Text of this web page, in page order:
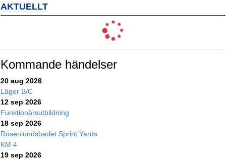
AKTUELLT
Kommande händelser
20 aug 2026
Läger B/C
12 sep 2026
Funktionärsutbildning
18 sep 2026
Rosenlundsbadet Sprint Yards
KM 4
19 sep 2026